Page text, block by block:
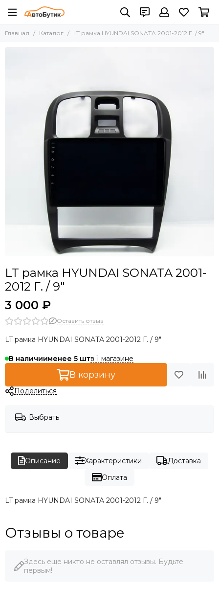
Главная Каталог LT рамка HYUNDAI SONATA 2001-2012 Г. / 9"
LT рамка HYUNDAI SONATA 2001-
2012 Г. / 9"
3 000 ₽
Оставить отзыв
LT рамка HYUNDAI SONATA 2001-2012 Г. / 9"
В наличиименее 5 в 1 магазине
В корзину
Поделиться
Выбрать
Описание Характеристики
Доставка
Оплата
LT рамка HYUNDAI SONATA 2001-2012 Г. / 9"
Отзывы о товаре
Здесь еще никто не оставлял отзывы. Будьте
первым!